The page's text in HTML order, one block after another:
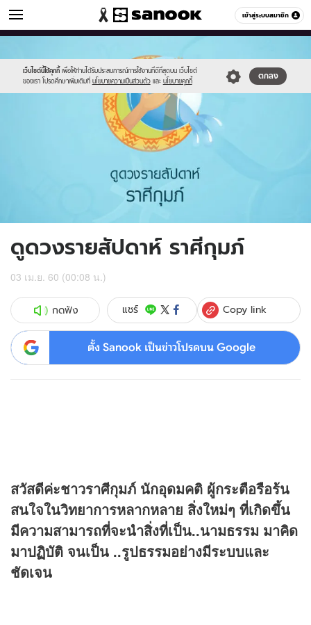
เข้าสู่ระบบสมาชิก
ดูดวง หมวดอื่นๆ
เว็บไซต์นี้ใช้คุกกี้ เพื่อให้ท่านได้รับประสบการณ์การใช้งานที่ดีที่สุดบน เว็บไซต์
ของเรา โปรดศึกษาเพิ่มเติมที่ นโยบายความเป็นส่วนตัว และ นโยบายคุกกี้
ตกลง
new-
sanook.png
ดูดวงรายสัปดาห์ ราศีกุมภ์
03 เม.ย. 60 (00:08 น.)
กดฟัง แชร์ Copy link
ตั้ง Sanook เป็นข่าวโปรดบน Google
สวัสดีค่ะชาวราศีกุมภ์ นักอุดมคติ ผู้กระตือรือร้น
สนใจในวิทยาการหลากหลาย สิ่งใหม่ๆ ที่เกิดขึ้น
มีความสามารถที่จะนำสิ่งที่เป็น..นามธรรม มาคิด
มาปฏิบัติ จนเป็น ..รูปธรรมอย่างมีระบบและ
ชัดเจน